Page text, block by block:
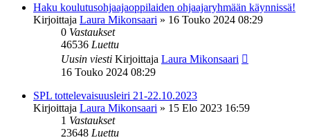
Haku koulutusohjaajaoppilaiden ohjaajaryhmään käynnissä!
Kirjoittaja Laura Mikonsaari » 16 Touko 2024 08:29
0 Vastaukset
46536 Luettu
Uusin viesti Kirjoittaja Laura Mikonsaari
16 Touko 2024 08:29
SPL tottelevaisuusleiri 21-22.10.2023
Kirjoittaja Laura Mikonsaari » 15 Elo 2023 16:59
1 Vastaukset
23648 Luettu